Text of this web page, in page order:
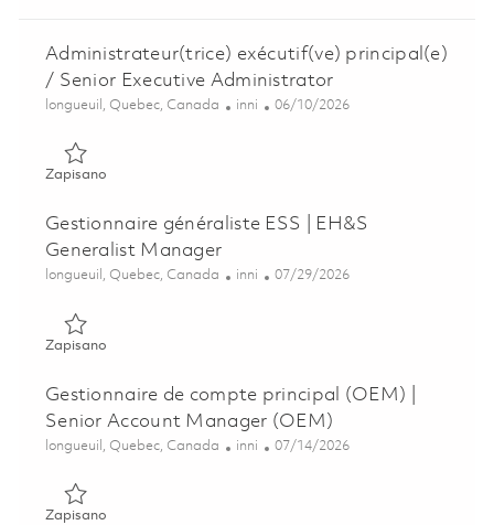
Administrateur(trice) exécutif(ve) principal(e)
/ Senior Executive Administrator
Lokalizacja
longueuil, Quebec, Canada Kategoria
inni Posted Date
06/10/2026
ZapisanoZapisano Administrateur(trice) exécutif(ve) principal(e) /
Gestionnaire généraliste ESS | EH&S
Generalist Manager
Lokalizacja
longueuil, Quebec, Canada Kategoria
inni Posted Date
07/29/2026
ZapisanoZapisano Gestionnaire généraliste ESS | EH&S Generalist
Gestionnaire de compte principal (OEM) |
Senior Account Manager (OEM)
Lokalizacja
longueuil, Quebec, Canada Kategoria
inni Posted Date
07/14/2026
ZapisanoZapisano Gestionnaire de compte principal (OEM) |